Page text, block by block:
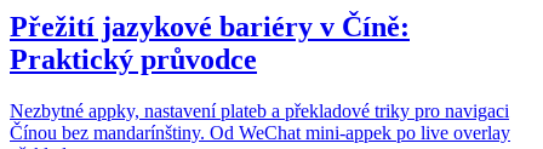
Přežití jazykové bariéry v Číně:
Praktický průvodce
Nezbytné appky, nastavení plateb a překladové triky pro navigaci
Čínou bez mandarínštiny. Od WeChat mini-appek po live overlay